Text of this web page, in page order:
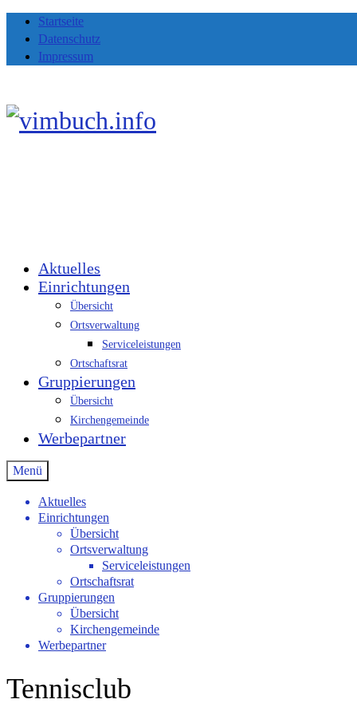
Startseite
Datenschutz
Impressum
Aktuelles
Einrichtungen
Übersicht
Ortsverwaltung
Serviceleistungen
Ortschaftsrat
Gruppierungen
Übersicht
Kirchengemeinde
Werbepartner
Menü
Aktuelles
Einrichtungen
Übersicht
Ortsverwaltung
Serviceleistungen
Ortschaftsrat
Gruppierungen
Übersicht
Kirchengemeinde
Werbepartner
Tennisclub